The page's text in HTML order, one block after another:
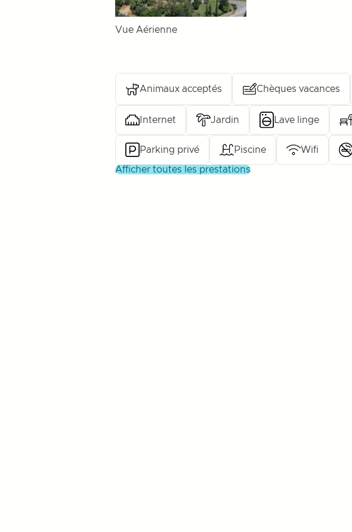
Vue Aérienne
Animaux acceptés Chèques vacances
Internet Jardin Lave linge
Parking privé Piscine Wifi
afficher toutes les prestations